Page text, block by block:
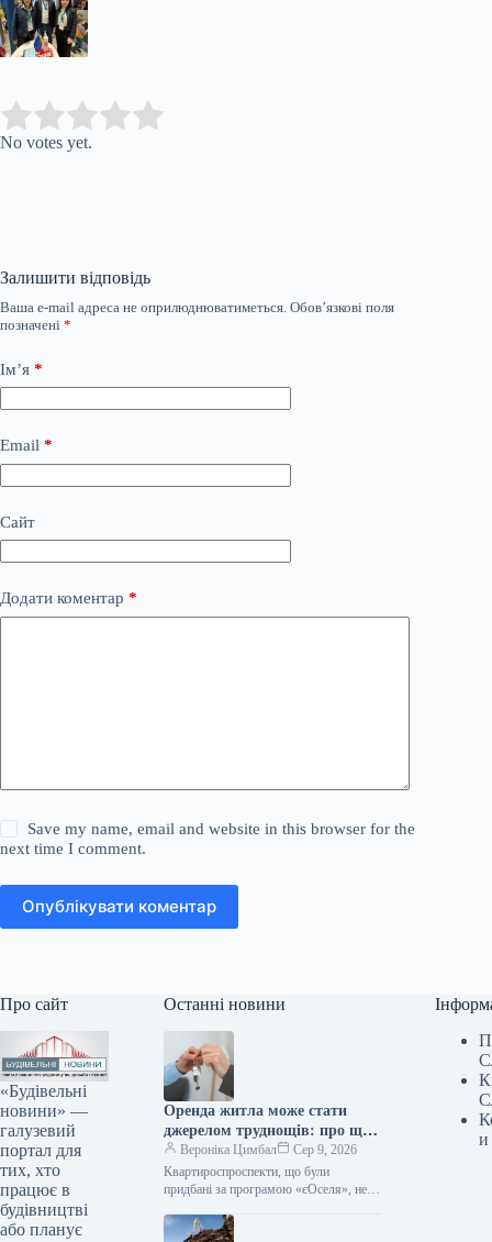
Rate this item:
No votes yet.
Залишити відповідь
Ваша e-mail адреса не оприлюднюватиметься. Обов’язкові поля
позначені *
Ім’я *
Email *
Сайт
Додати коментар *
Save my name, email and website in this browser for the
next time I comment.
Опублікувати коментар
Про сайт
«Будівельні
новини» —
галузевий
портал для
тих, хто
працює в
будівництві
або планує
Останні новини
Оренда житла може стати
джерелом труднощів: про що
слід пам’ятати учасникам
програми «єОселя»
Вероніка Цимбал
Сер 9, 2026
Квартироспроспeкти, що були
придбані за програмою «єОселя», не
таке житло в оренду. Поки позика не
и